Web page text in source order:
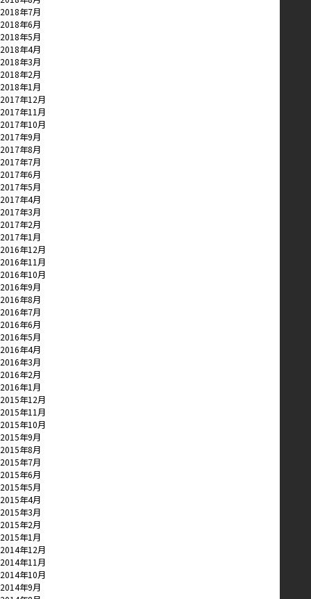
2018年7月
2018年6月
2018年5月
2018年4月
2018年3月
2018年2月
2018年1月
2017年12月
2017年11月
2017年10月
2017年9月
2017年8月
2017年7月
2017年6月
2017年5月
2017年4月
2017年3月
2017年2月
2017年1月
2016年12月
2016年11月
2016年10月
2016年9月
2016年8月
2016年7月
2016年6月
2016年5月
2016年4月
2016年3月
2016年2月
2016年1月
2015年12月
2015年11月
2015年10月
2015年9月
2015年8月
2015年7月
2015年6月
2015年5月
2015年4月
2015年3月
2015年2月
2015年1月
2014年12月
2014年11月
2014年10月
2014年9月